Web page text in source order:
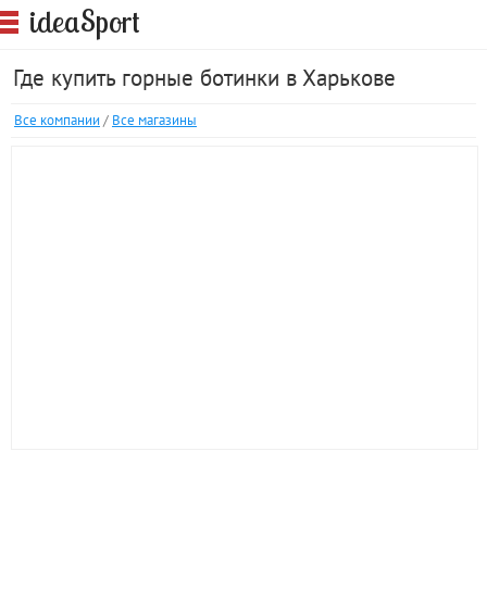
ideaSport
Где купить горные ботинки в Харькове
Все компании / Все магазины